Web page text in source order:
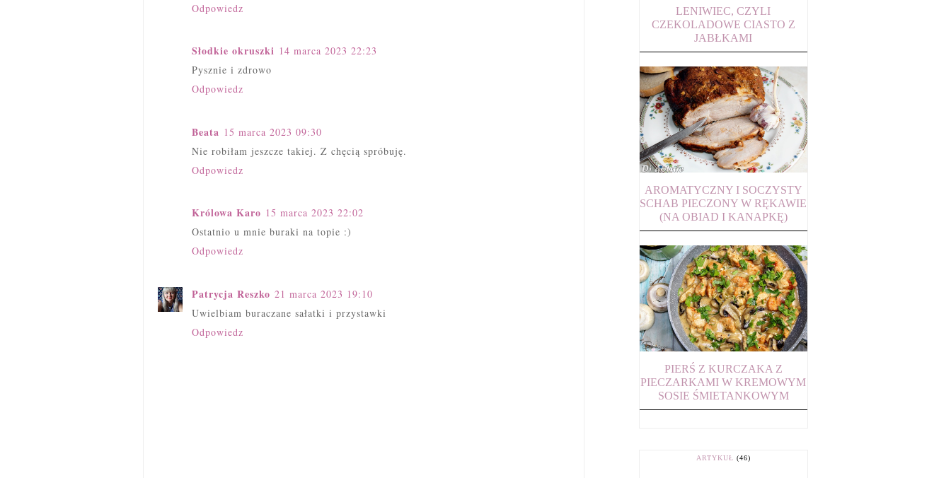
Odpowiedz
Słodkie okruszki 14 marca 2023 22:23
Pysznie i zdrowo
Odpowiedz
Beata 15 marca 2023 09:30
Nie robiłam jeszcze takiej. Z chęcią spróbuję.
Odpowiedz
Królowa Karo 15 marca 2023 22:02
Ostatnio u mnie buraki na topie :)
Odpowiedz
Patrycja Reszko 21 marca 2023 19:10
Uwielbiam buraczane sałatki i przystawki
Odpowiedz
LENIWIEC, CZYLI
CZEKOLADOWE CIASTO Z
JABŁKAMI
AROMATYCZNY I SOCZYSTY
SCHAB PIECZONY W RĘKAWIE
(NA OBIAD I KANAPKĘ)
PIERŚ Z KURCZAKA Z
PIECZARKAMI W KREMOWYM
SOSIE ŚMIETANKOWYM
ARTYKUŁ (46)